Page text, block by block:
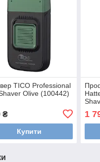
TICO Professional
Olive (100442)
₴
Купити
1